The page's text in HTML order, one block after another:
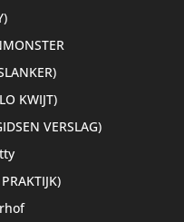
KWIJT)
VERSLAG)